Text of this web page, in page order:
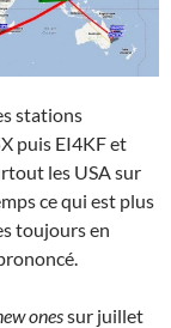
stations
puis EI4KF et
les USA sur
ce qui est plus
toujours en
onessur juillet